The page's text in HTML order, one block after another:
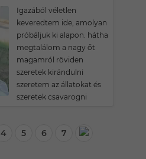
Igazából véletlen
keveredtem ide, amolyan
próbáljuk ki alapon. hátha
megtalálom a nagy őt
magamról röviden
szeretek kirándulni
szeretem az állatokat és
szeretek csavarogni
4 5 6 7